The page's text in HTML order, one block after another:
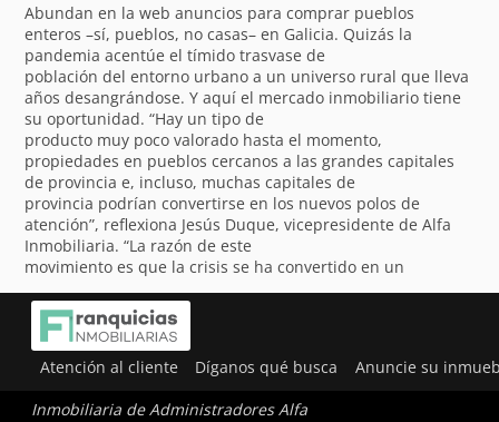
Abundan en la web anuncios para comprar pueblos
enteros –sí, pueblos, no casas– en Galicia. Quizás la
pandemia acentúe el tímido trasvase de
población del entorno urbano a un universo rural que lleva
años desangrándose. Y aquí el mercado inmobiliario tiene
su oportunidad. “Hay un tipo de
producto muy poco valorado hasta el momento,
propiedades en pueblos cercanos a las grandes capitales
de provincia e, incluso, muchas capitales de
provincia podrían convertirse en los nuevos polos de
atención”, reflexiona Jesús Duque, vicepresidente de Alfa
Inmobiliaria. “La razón de este
movimiento es que la crisis se ha convertido en un
Atención al cliente Díganos qué busca Anuncie su
Inmobiliaria de Administradores Alfa